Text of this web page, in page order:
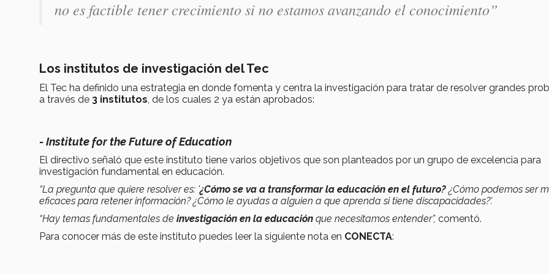
no es factible tener crecimiento si no estamos avanzando el conocimiento”
Los institutos de investigación del Tec
El Tec ha definido una estrategia en donde fomenta y centra la investigación para tratar de resolver grandes
a través de 3 institutos , de los cuales 2 ya están aprobados:
- Institute for the Future of Education
El directivo señaló que este instituto tiene varios objetivos que son planteados por un grupo de excelencia para
investigación fundamental en educación.
“La pregunta que quiere resolver es: '¿Cómo se va a transformar la educación en el futuro? ¿Cómo podemos ser
eficaces para retener información? ¿Cómo le ayudas a alguien a que aprenda si tiene discapacidades?'.
“Hay temas fundamentales de investigación en la educación que necesitamos entender”, comentó.
Para conocer más de este instituto puedes leer la siguiente nota en CONECTA: